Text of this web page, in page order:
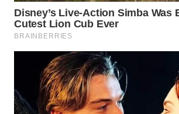
BINJAI
WN
CIREBON
WN
INDRAMAYU